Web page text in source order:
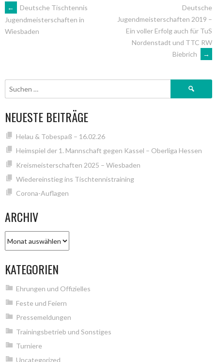
ARTIKEL-
NAVIGATION
←
Deutsche Tischtennis
Jugendmeisterschaften in
Wiesbaden
Deutsche
Jugendmeisterschaften 2019 –
Ein voller Erfolg auch für TuS
Nordenstadt und TTC RW
Biebrich
→
Suchen
NEUESTE BEITRÄGE
Helau & Tobespaß – 16.02.26
Heimspiel der 1. Mannschaft gegen Kassel – Oberliga Hessen
Kreismeisterschaften 2025 – Wiesbaden
Wiedereinstieg ins Tischtennistraining
Corona-Auflagen
ARCHIV
KATEGORIEN
Ehrungen und Offizielles
Feste und Feiern
Pressemeldungen
Trainingsbetrieb und Sonstiges
Turniere
Uncategorized